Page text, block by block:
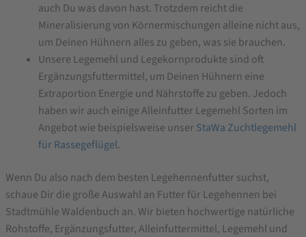
auch Du was davon hast. Trotzdem reicht die
Mineralisierung von Körnermischungen alleine nicht aus,
um Deinen Hühnern alles zu geben, was sie brauchen.
Unsere Legemehl und Legekornprodukte sind oft
Ergänzungsfuttermittel, um Deinen Hühnern eine
Extraportion Energie und Nährstoffe zu geben. Jedoch
haben wir auch einige Alleinfutter Legemehl Sorten im
Angebot wie beispielsweise unser StaWa Zuchtlegemehl
für Rassegeflügel.
Wenn Du also nach dem besten Legehennenfutter suchst,
schaue Dir die große Auswahl an Futter für Legehennen bei
Stadtmühle Waldenbuch an. Wir bieten hochwertige natürliche
Rohstoffe, Ergänzungsfutter, Alleinfuttermittel, Legemehl und